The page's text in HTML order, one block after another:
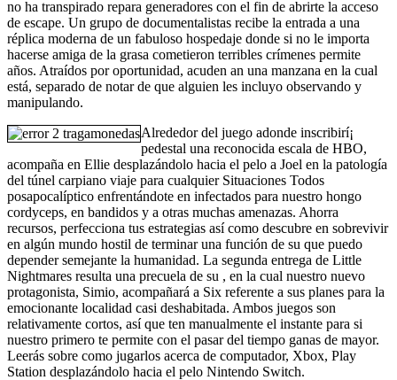
no ha transpirado repara generadores con el fin de abrirte la acceso
de escape. Un grupo de documentalistas recibe la entrada a una
réplica moderna de un fabuloso hospedaje donde si no le importa
hacerse amiga de la grasa cometieron terribles crímenes permite
años. Atraídos por oportunidad, acuden an una manzana en la cual
está, separado de notar de que alguien les incluyo observando y
manipulando.
Alrededor del juego adonde inscribirí¡
pedestal una reconocida escala de HBO,
acompaña en Ellie desplazándolo hacia el pelo a Joel en la patologí­a
del túnel carpiano viaje para cualquier Situaciones Todos
posapocalíptico enfrentándote en infectados para nuestro hongo
cordyceps, en bandidos y a otras muchas amenazas. Ahorra
recursos, perfecciona tus estrategias así­ como descubre en sobrevivir
en algún mundo hostil de terminar una función de su que puedo
depender semejante la humanidad. La segunda entrega de Little
Nightmares resulta una precuela de su , en la cual nuestro nuevo
protagonista, Simio, acompañará a Six referente a sus planes para la
emocionante localidad casi deshabitada. Ambos juegos son
relativamente cortos, así que ten manualmente el instante para si
nuestro primero te permite con el pasar del tiempo ganas de mayor.
Leerás sobre como jugarlos acerca de computador, Xbox, Play
Station desplazándolo hacia el pelo Nintendo Switch.